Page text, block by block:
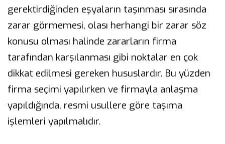
gerektirdiğinden eşyaların taşınması sırasında
zarar görmemesi, olası herhangi bir zarar söz
konusu olması halinde zararların firma
tarafından karşılanması gibi noktalar en çok
dikkat edilmesi gereken hususlardır. Bu yüzden
firma seçimi yapılırken ve firmayla anlaşma
yapıldığında, resmi usullere göre taşıma
işlemleri yapılmalıdır.